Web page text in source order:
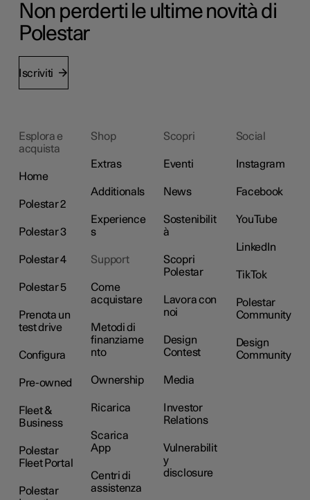
Non perderti le ultime novità di
Polestar
Iscriviti
Esplora e
acquista
Home
Polestar 2
Polestar 3
Polestar 4
Polestar 5
Prenota un
test drive
Configura
Pre-owned
Fleet &
Business
Polestar
Fleet Portal
Polestar
Shop
Extras
Additionals
Experience
s
Support
Come
acquistare
Metodi di
finanziame
nto
Ownership
Ricarica
Scarica
App
Centri di
assistenza
Scopri
Eventi
News
Sostenibilit
à
Scopri
Polestar
Lavora con
noi
Design
Contest
Media
Investor
Relations
Vulnerabilit
y
disclosure
Social
Instagram
Facebook
YouTube
LinkedIn
TikTok
Polestar
Community
Design
Community